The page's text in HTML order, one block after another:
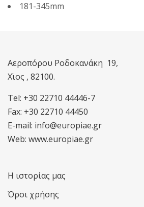
181-345mm
Αεροπόρου Ροδοκανάκη 19,
Χϊος , 82100.
Tel: +30 22710 44446-7
Fax: +30 22710 44450
E-mail: info@europiae.gr
Web: www.europiae.gr
Η ιστορίας μας
Όροι χρήσης